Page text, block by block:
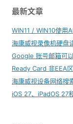
最新文章
WIN11 / WIN10使用
海康威视录像机硬盘
Google 账号邮箱可
Ready Card 非EEA
海康威视设备网络搜
iOS 27、iPadOS 27